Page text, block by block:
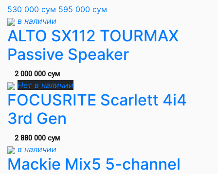
530 000 сум 595 000 сум
в наличии
ALTO SX112 TOURMAX
Passive Speaker
2 000 000 сум
Нет в наличии
FOCUSRITE Scarlett 4i4
3rd Gen
2 880 000 сум
в наличии
Mackie Mix5 5-channel